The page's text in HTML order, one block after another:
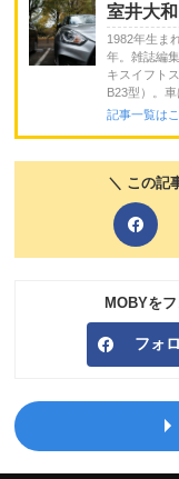
室井大和
1982年生ま
年。雑誌編
キスイフト
B23型）。車
記事一覧は
＼ この記
MOBYを
フォ